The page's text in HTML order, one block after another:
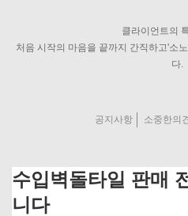
Contact us
클라이언트의
처음 시작의 마음을 끝까지 간직하고'소
다.
공지사항 소중한의
수입벽돌타일 판매
니다